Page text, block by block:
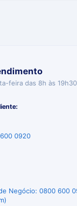
feira das 8h às 19h30
0920
Negócio: 0800 600